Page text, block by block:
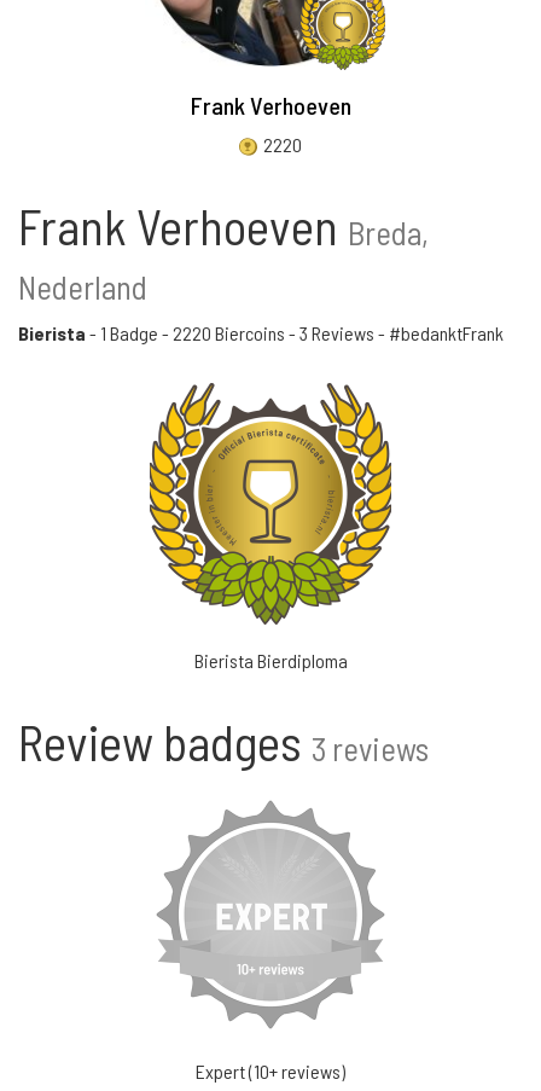
Frank Verhoeven
2220
Frank Verhoeven Breda,
Nederland
Bierista - 1 Badge - 2220 Biercoins - 3 Reviews - #bedanktFrank
Bierista Bierdiploma
Review badges 3 reviews
Expert (10+ reviews)